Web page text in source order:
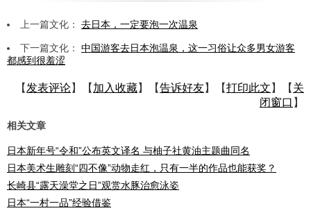
上一篇文化： 去日本，一定要泡一次温泉
下一篇文化： 中国游客去日本泡温泉，这一习俗让众多男女游客
都感到很羞涩
【 发表评论】【 加入收藏】【告诉好友】【打印此文 】【 关
闭窗口 】
相关文章
日本新年号“令和”公布英文译名 与柚子社黄油主题曲同名
日本美术生雕刻“四不像”动物走红，只有一半的作品也能获奖？
长崎县“露天澡堂之日”观赏水豚治愈泳姿
日本“一村一品”经验借鉴